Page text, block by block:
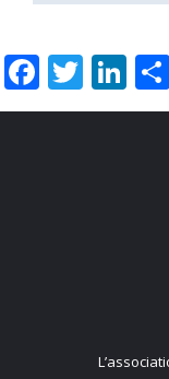
Facebook
L’